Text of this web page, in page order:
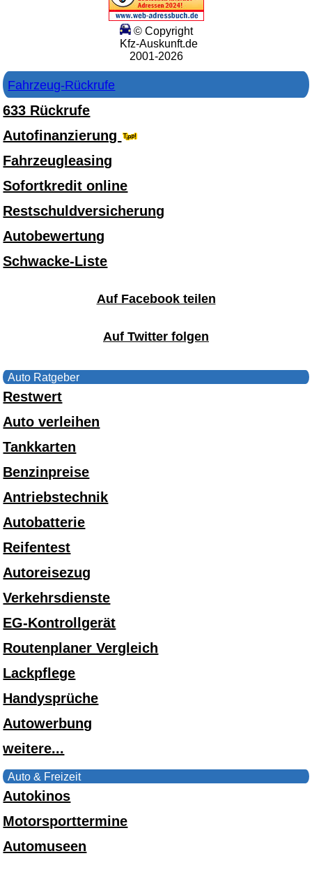
© Copyright
Kfz-Auskunft.de
2001-2026
Fahrzeug-Rückrufe
633 Rückrufe
Autofinanzierung
Fahrzeugleasing
Sofortkredit online
Restschuldversicherung
Autobewertung
Schwacke-Liste
Auf Facebook teilen
Auf Twitter folgen
Auto Ratgeber
Restwert
Auto verleihen
Tankkarten
Benzinpreise
Antriebstechnik
Autobatterie
Reifentest
Autoreisezug
Verkehrsdienste
EG-Kontrollgerät
Routenplaner Vergleich
Lackpflege
Handysprüche
Autowerbung
weitere...
Auto & Freizeit
Autokinos
Motorsporttermine
Automuseen